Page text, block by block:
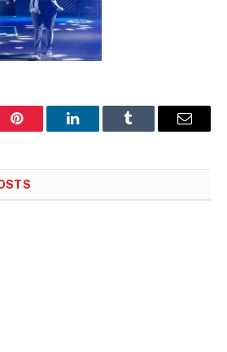
Pinterest LinkedInTumblr
E-